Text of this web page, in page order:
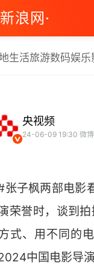
新浪网·
生活旅游数码娱乐
央视频
24-06-09 19:30 微
#张子枫两部电
荣誉时，谈到
式、用不同的
2024中国电影